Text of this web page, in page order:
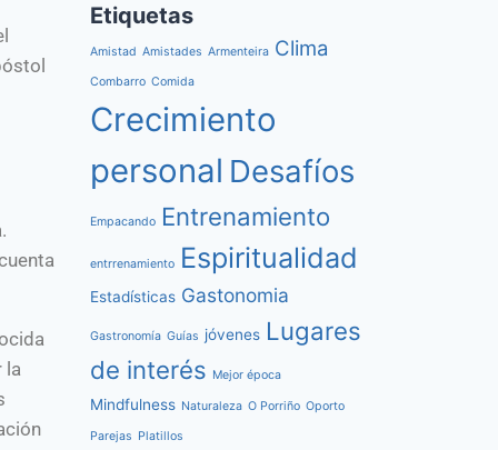
la
Etiquetas
Amistad Amistades Armenteira Clima
Combarro Comida
Crecimiento
personal Desafíos
Empacando Entrenamiento
entrrenamiento Espiritualidad
Estadísticas Gastonomia
Gastronomía Guías jóvenes Lugares
de interés Mejor época
Mindfulness Naturaleza O Porriño Oporto
Parejas Platillos